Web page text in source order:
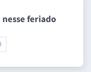
feriado